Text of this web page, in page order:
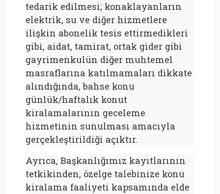
tedarik edilmesi; konaklayanların
elektrik, su ve diğer hizmetlere
ilişkin abonelik tesis ettirmedikleri
gibi, aidat, tamirat, ortak gider gibi
gayrimenkulün diğer muhtemel
masraflarına katılmamaları dikkate
alındığında, bahse konu
günlük/haftalık konut
kiralamalarının geceleme
hizmetinin sunulması amacıyla
gerçekleştirildiği açıktır.
Ayrıca, Başkanlığımız kayıtlarının
tetkikinden, özelge talebinize konu
kiralama faaliyeti kapsamında elde